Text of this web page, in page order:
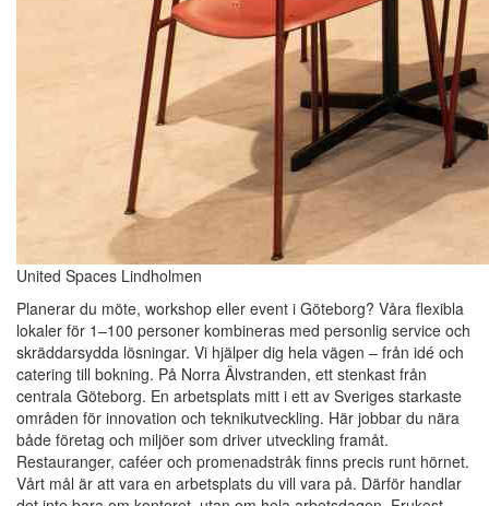
United Spaces Lindholmen
Planerar du möte, workshop eller event i Göteborg? Våra flexibla
lokaler för 1–100 personer kombineras med personlig service och
skräddarsydda lösningar. Vi hjälper dig hela vägen – från idé och
catering till bokning. På Norra Älvstranden, ett stenkast från
centrala Göteborg. En arbetsplats mitt i ett av Sveriges starkaste
områden för innovation och teknikutveckling. Här jobbar du nära
både företag och miljöer som driver utveckling framåt.
Restauranger, caféer och promenadstråk finns precis runt hörnet.
Vårt mål är att vara en arbetsplats du vill vara på. Därför handlar